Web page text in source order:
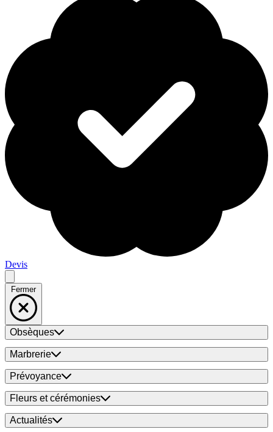
Devis
Fermer
Obsèques
Marbrerie
Prévoyance
Fleurs et cérémonies
Actualités